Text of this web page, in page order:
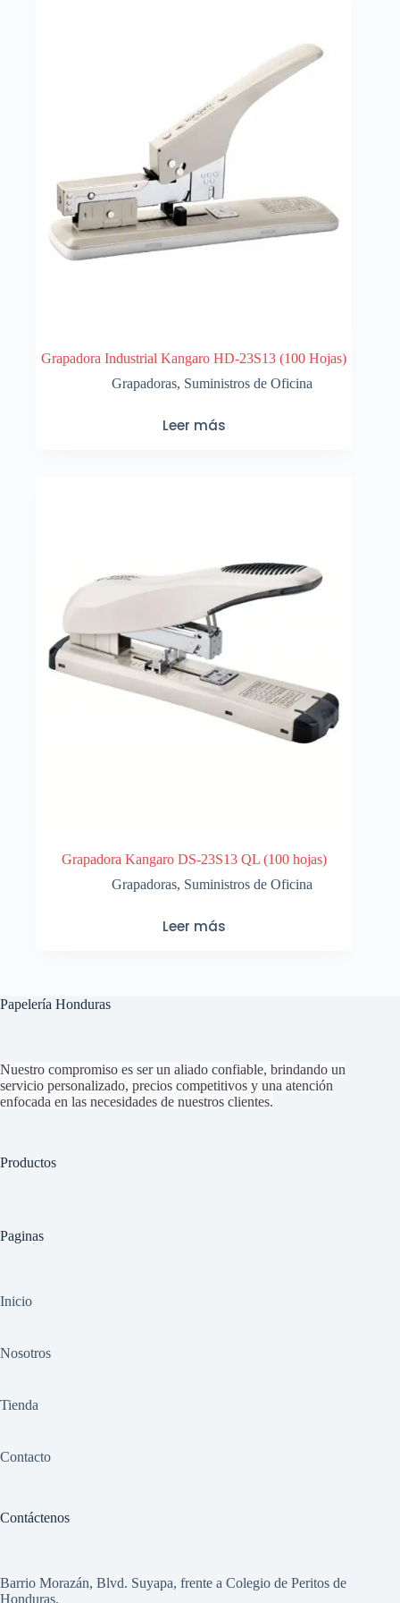
Grapadora Industrial Kangaro HD-23S13 (100 Hojas)
Grapadoras, Suministros de Oficina
Leer más
Grapadora Kangaro DS-23S13 QL (100 hojas)
Grapadoras, Suministros de Oficina
Leer más
Papelería Honduras
Nuestro compromiso es ser un aliado confiable, brindando un
servicio personalizado, precios competitivos y una atención
enfocada en las necesidades de nuestros clientes.
Productos
Paginas
Inicio
Nosotros
Tienda
Contacto
Contáctenos
Barrio Morazán, Blvd. Suyapa, frente a Colegio de Peritos de
Honduras.